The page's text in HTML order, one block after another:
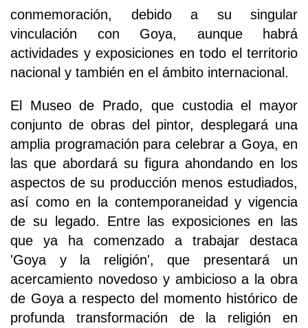
conmemoración, debido a su singular
vinculación con Goya, aunque habrá
actividades y exposiciones en todo el territorio
nacional y también en el ámbito internacional.
El Museo de Prado, que custodia el mayor
conjunto de obras del pintor, desplegará una
amplia programación para celebrar a Goya, en
las que abordará su figura ahondando en los
aspectos de su producción menos estudiados,
así como en la contemporaneidad y vigencia
de su legado. Entre las exposiciones en las
que ya ha comenzado a trabajar destaca
'Goya y la religión', que presentará un
acercamiento novedoso y ambicioso a la obra
de Goya a respecto del momento histórico de
profunda transformación de la religión en